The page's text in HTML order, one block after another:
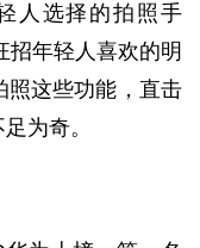
人选择的拍照手
招年轻人喜欢的明
照这些功能，直击
为奇。